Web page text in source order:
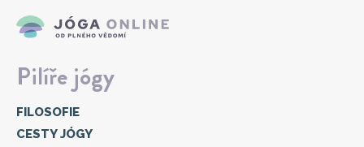
Pilíře jógy
FILOSOFIE
CESTY JÓGY